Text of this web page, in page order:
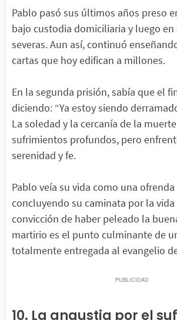
Pablo pasó sus últimos años preso
bajo custodia domiciliaria y luego
severas. Aun así, continuó
cartas que hoy edifican a millones.
En la segunda prisión, sabía que el
diciendo: “Ya estoy siendo
La soledad y la cercanía de la
sufrimientos profundos, pero
serenidad y fe.
Pablo veía su vida como una ofrenda
concluyendo su caminata por la vida
convicción de haber peleado la
martirio es el punto culminante de
totalmente entregada al evangelio
10. La angustia por el